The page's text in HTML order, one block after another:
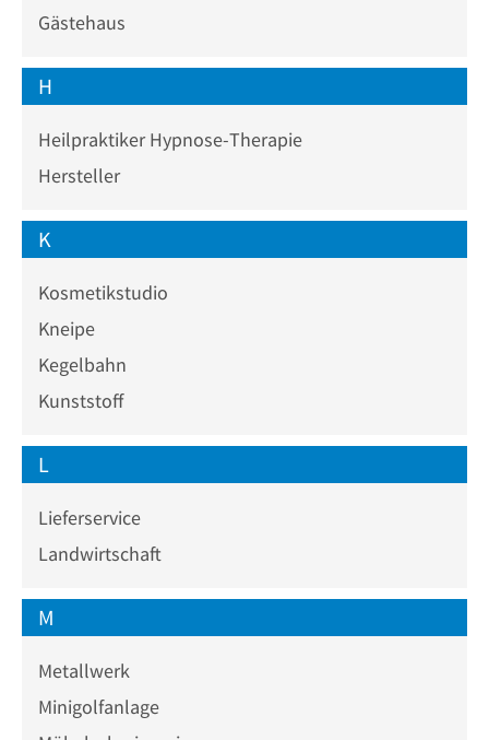
Gästehaus
H
Heilpraktiker Hypnose-Therapie
Hersteller
K
Kosmetikstudio
Kneipe
Kegelbahn
Kunststoff
L
Lieferservice
Landwirtschaft
M
Metallwerk
Minigolfanlage